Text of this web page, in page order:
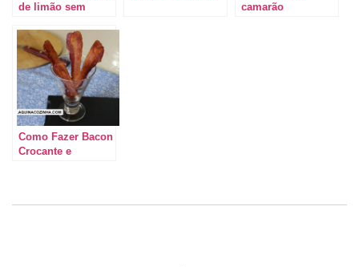
de limão sem
camarão
Como Fazer Bacon
Crocante e